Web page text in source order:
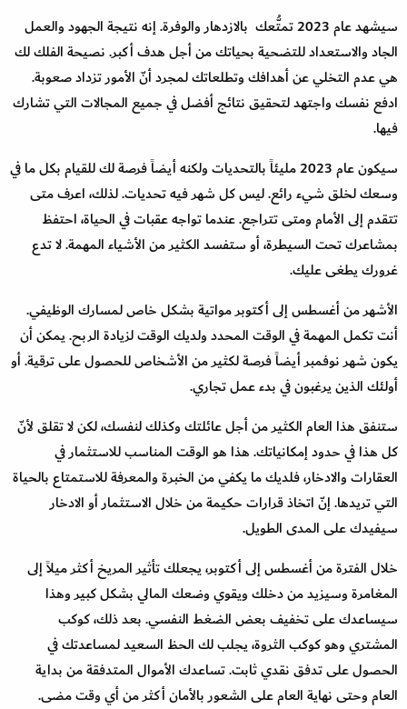
سيشهد عام 2023 تمتُّعك بالازدهار والوفرة. إنه نتيجة الجهود والعمل
الجاد والاستعداد للتضحية بحياتك من أجل هدف أكبر. نصيحة الفلك لك
هي عدم التخلي عن أهدافك وتطلعاتك لمجرد أنّ الأمور تزداد صعوبة.
ادفع نفسك واجتهد لتحقيق نتائج أفضل في جميع المجالات التي تشارك
فيها.
سيكون عام 2023 مليئاً بالتحديات ولكنه أيضاً فرصة لك للقيام بكل ما في
وسعك لخلق شيء رائع. ليس كل شهر فيه تحديات. لذلك، اعرف متى
تتقدم إلى الأمام ومتى تتراجع. عندما تواجه عقبات في الحياة، احتفظ
بمشاعرك تحت السيطرة، أو ستفسد الكثير من الأشياء المهمة. لا تدع
غرورك يطغى عليك.
الأشهر من أغسطس إلى أكتوبر مواتية بشكل خاص لمسارك الوظيفي.
أنت تكمل المهمة في الوقت المحدد ولديك الوقت لزيادة الربح. يمكن أن
يكون شهر نوفمبر أيضاً فرصة لكثير من الأشخاص للحصول على ترقية. أو
أولئك الذين يرغبون في بدء عمل تجاري.
ستنفق هذا العام الكثير من أجل عائلتك وكذلك لنفسك، لكن لا تقلق لأنّ
كل هذا في حدود إمكانياتك. هذا هو الوقت المناسب للاستثمار في
العقارات والادخار، فلديك ما يكفي من الخبرة والمعرفة للاستمتاع بالحياة
التي تريدها. إنّ اتخاذ قرارات حكيمة من خلال الاستثمار أو الادخار
سيفيدك على المدى الطويل.
خلال الفترة من أغسطس إلى أكتوبر، يجعلك تأثير المريخ أكثر ميلاً إلى
المغامرة وسيزيد من دخلك ويقوي وضعك المالي بشكل كبير وهذا
سيساعدك على تخفيف بعض الضغط النفسي. بعد ذلك، كوكب
المشتري وهو كوكب الثروة، يجلب لك الحظ السعيد لمساعدتك في
الحصول على تدفق نقدي ثابت. تساعدك الأموال المتدفقة من بداية
العام وحتى نهاية العام على الشعور بالأمان أكثر من أي وقت مضى.